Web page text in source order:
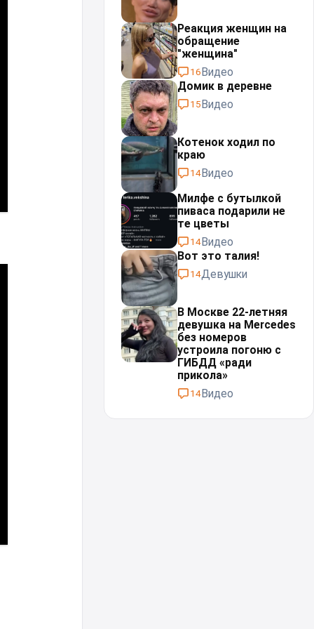
Реакция женщин на
обращение
"женщина"
16Видео
Домик в деревне
15Видео
Котенок ходил по
краю
14Видео
Милфе с бутылкой
пиваса подарили не
те цветы
14Видео
Вот это талия!
14Девушки
В Москве 22-летняя
девушка на Mercedes
без номеров
устроила погоню с
ГИБДД «ради
прикола»
14Видео